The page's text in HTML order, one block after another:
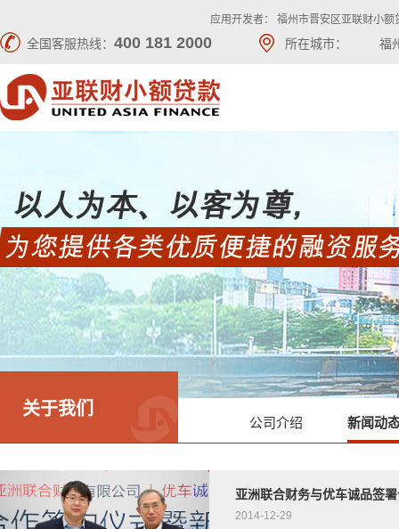
应用开发者： 福州市晋安区亚联财小
全国客服热线： 400 181 2000 所在城市： 福
关于我们
公司介绍 新闻动
亚洲联合财务与优车诚品签
2014-12-29